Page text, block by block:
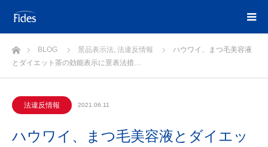
ホームBLOG 景品表示法, 法違反情報
ハウワイ、まつ毛美容液
とダイエット茶の効能表示に景表法措…
法違反情報 2021.06.11
ハウワイ、まつ毛美容液とダイエッ